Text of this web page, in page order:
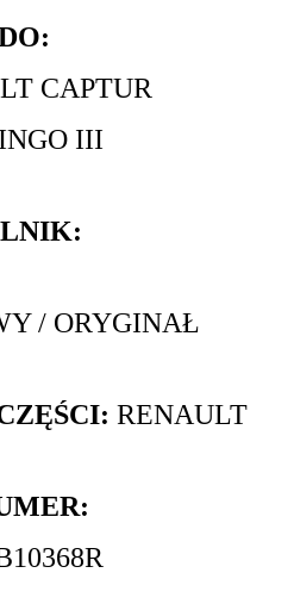
CAPTUR
III
/ ORYGINAŁ
RENAULT